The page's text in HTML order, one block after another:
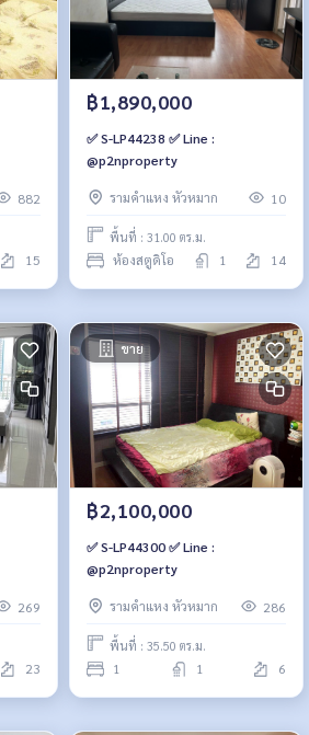
882
15
฿1,890,000
✅ S-LP44238 ✅ Line :
@p2nproperty
รามคำแหง หัวหมาก 10
พื้นที่ : 31.00 ตร.ม.
ห้องสตูดิโอ 1 14
269
23
ขาย
฿2,100,000
✅ S-LP44300 ✅ Line :
@p2nproperty
รามคำแหง หัวหมาก 286
พื้นที่ : 35.50 ตร.ม.
1 1 6